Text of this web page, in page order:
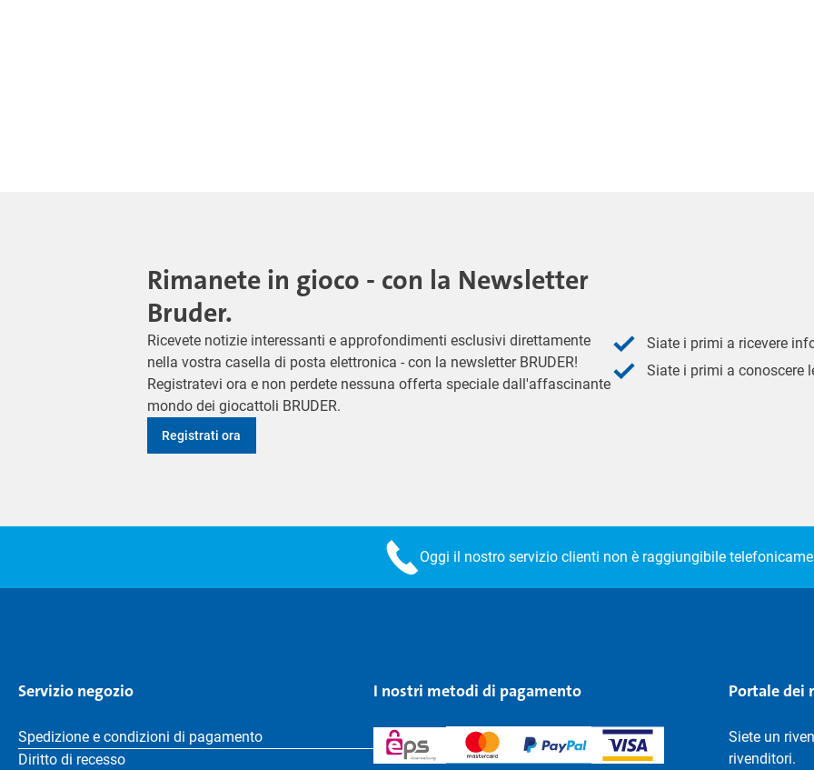
Rimanete in gioco - con la Newsletter
Bruder.
Ricevete notizie interessanti e approfondimenti esclusivi direttamente
nella vostra casella di posta elettronica - con la newsletter BRUDER!
Registratevi ora e non perdete nessuna offerta speciale dall'affascinante
mondo dei giocattoli BRUDER.
Registrati ora
Siate i primi a ricevere
Siate i primi a conoscere
Oggi il nostro servizio clienti non è raggiungibile
Servizio negozio
Spedizione e condizioni di pagamento
Diritto di recesso
I nostri metodi di pagamento Portale dei
Siete un
rivenditori.